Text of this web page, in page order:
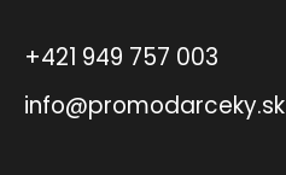
+421 949 757 003
info@promodarceky.sk